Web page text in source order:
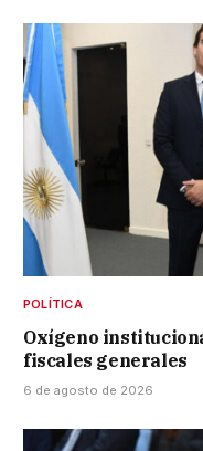
POLÍTICA
Oxígeno
fiscales generales
6 de agosto de 2026